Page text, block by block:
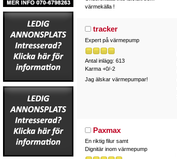
värmekälla !
tracker
Expert på värmepump
Antal inlägg: 613
Karma +0/-2
Jag älskar värmepumpar!
Paxmax
En riktig filur samt
Dignitär inom värmepump